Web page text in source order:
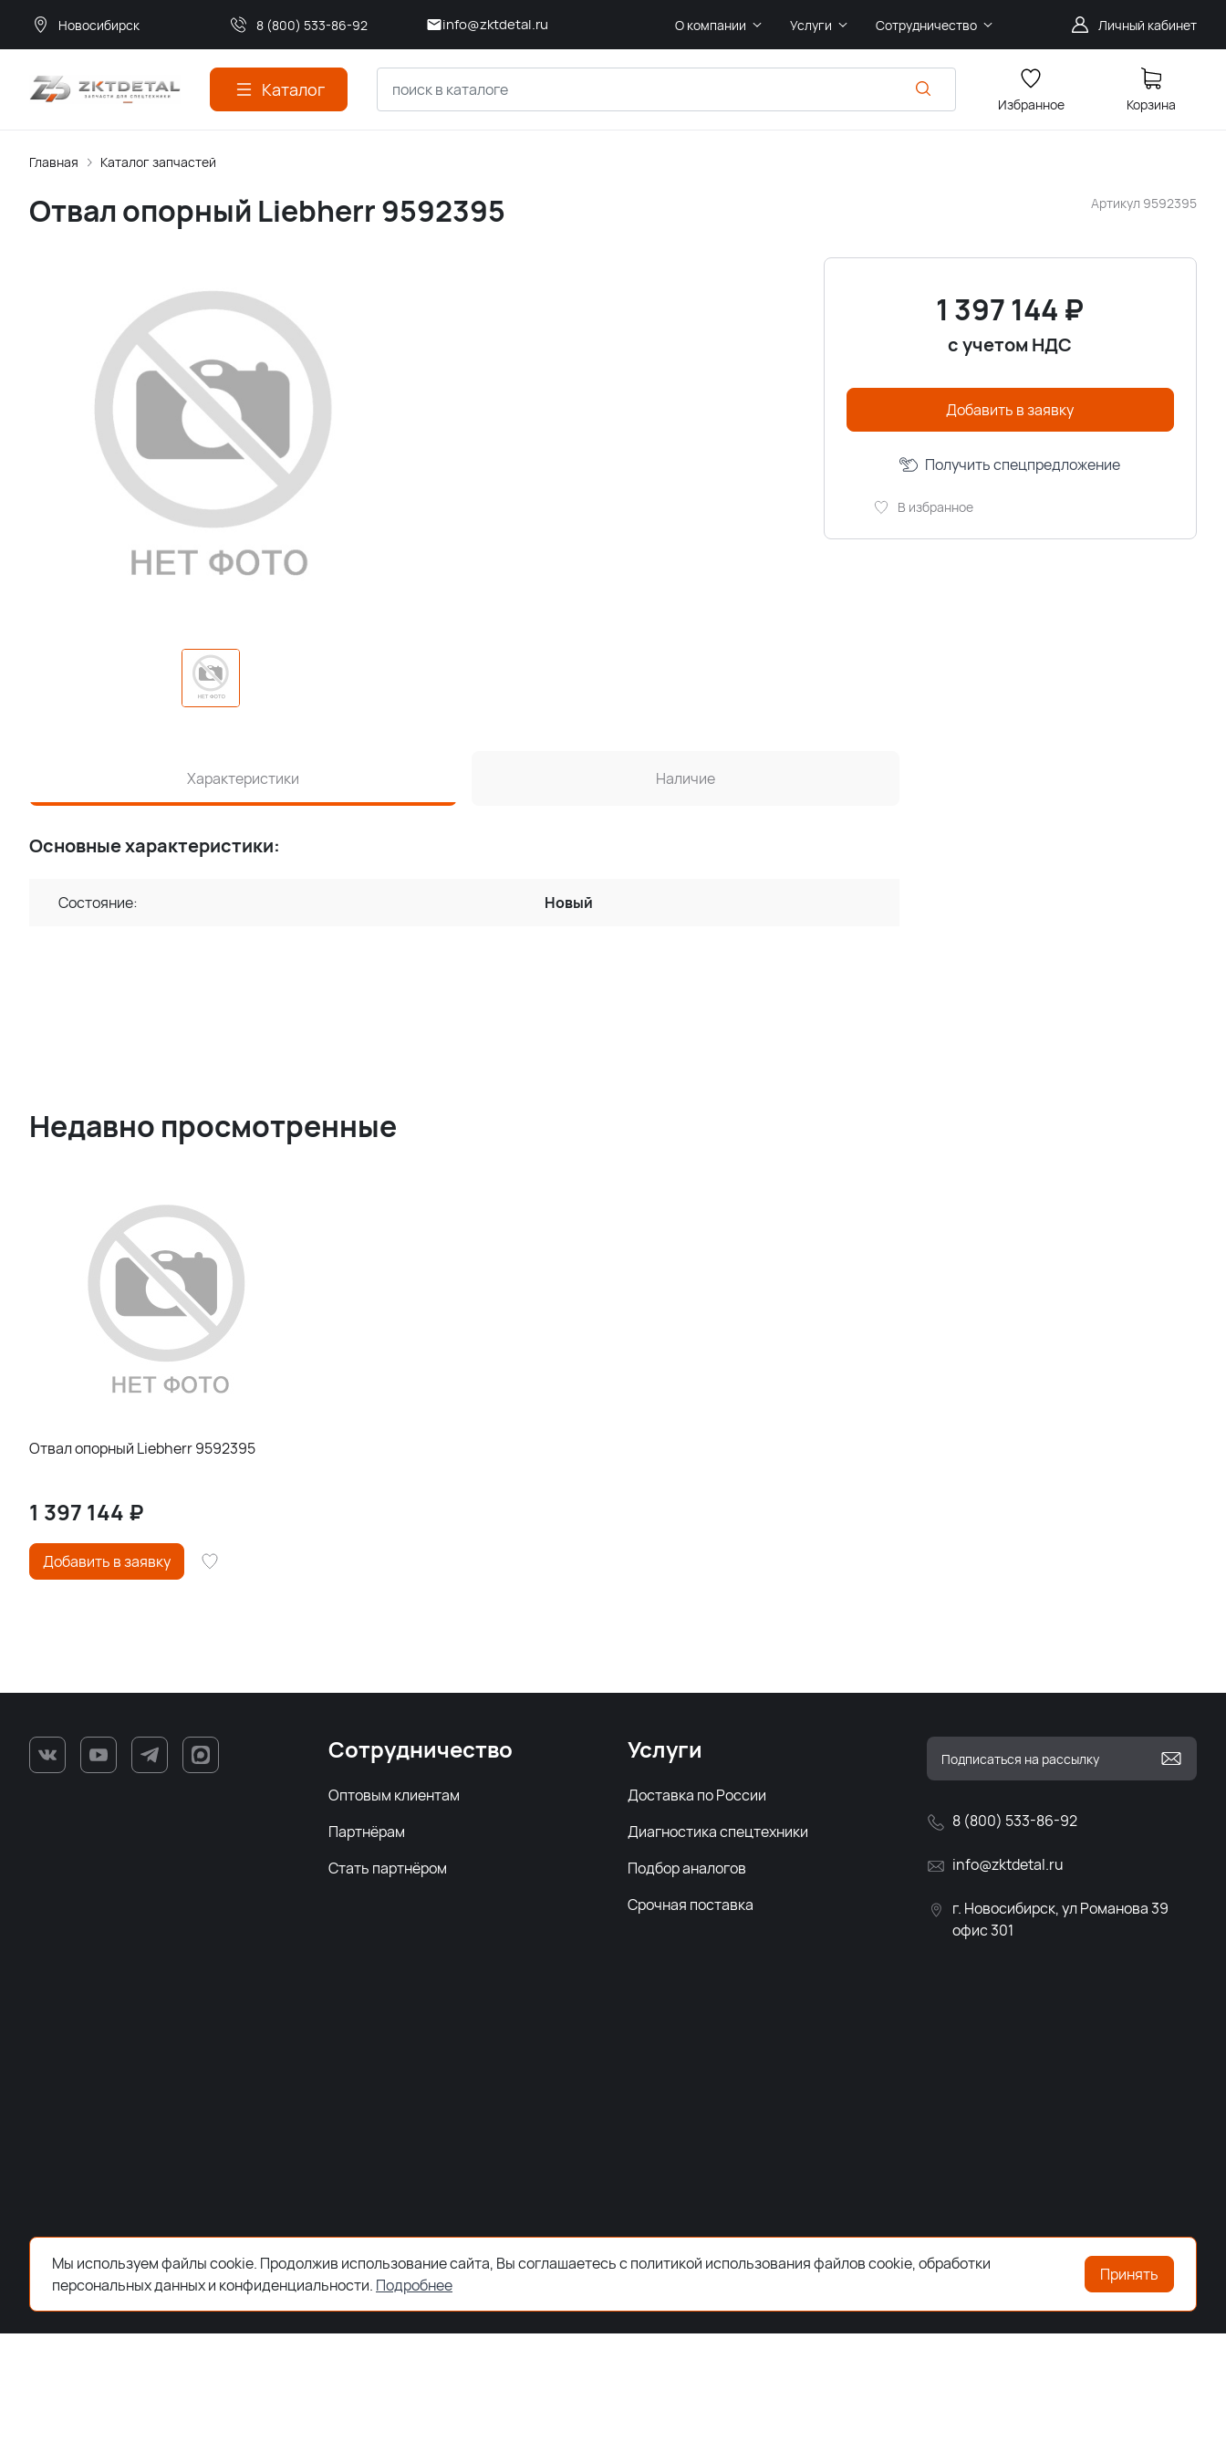
Новосибирск 8 (800) 533-86-92 info@zktdetal.ru О компании Услуги Сотрудничество Личный кабинет
Каталог
Избранное Корзина
Главная Каталог запчастей
Артикул 9592395
Отвал опорный Liebherr 9592395
1 397 144 ₽
с учетом НДС
Добавить в заявку
В избранное
Получить спецпредложение
Характеристики Наличие
Основные характеристики:
Состояние: Новый
Недавно просмотренные
Отвал опорный Liebherr 9592395
1 397 144 ₽
Добавить в заявку
8 (800) 533-86-92
info@zktdetal.ru
г. Новосибирск, ул Романова 39
офис 301
Сотрудничество
Оптовым клиентам
Партнёрам
Стать партнёром
Услуги
Доставка по России
Диагностика спецтехники
Подбор аналогов
Срочная поставка
Мы используем файлы cookie. Продолжив использование сайта, Вы соглашаетесь с политикой использования файлов cookie, обработки
персональных данных и конфиденциальности. Подробнее
Принять